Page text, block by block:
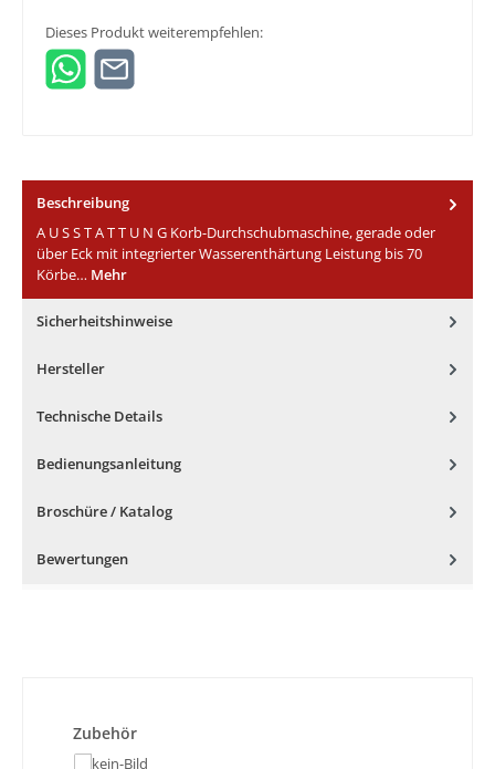
Dieses Produkt weiterempfehlen:
Beschreibung
A U S S T A T T U N G Korb-Durchschubmaschine, gerade oder
über Eck mit integrierter Wasserenthärtung Leistung bis 70
Körbe… Mehr
Sicherheitshinweise
Hersteller
Technische Details
Bedienungsanleitung
Broschüre / Katalog
Bewertungen
Produktgalerie überspringen
Zubehör